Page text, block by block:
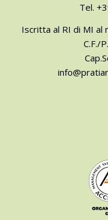
Tel.
Iscritta al RI di MI al
C.F./